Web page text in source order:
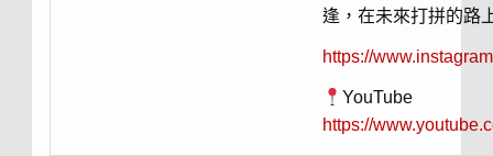
逢，在未來打拼的路
https://
YouTube
https://